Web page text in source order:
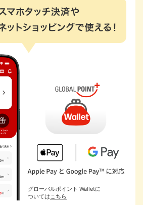
グローバルポイント Walletに
ついては こちら